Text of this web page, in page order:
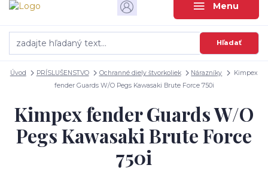
Menu
Hľadať
Úvod PRÍSLUŠENSTVO Ochranné diely štvorkoliek Nárazníky
Kimpex
fender Guards W/O Pegs Kawasaki Brute Force 750i
Kimpex fender Guards W/O
Pegs Kawasaki Brute Force
750i